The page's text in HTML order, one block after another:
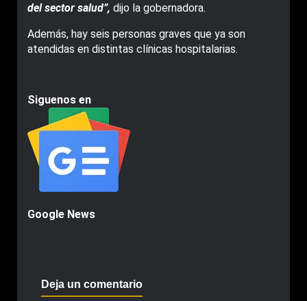
del sector salud”, dijo la gobernadora.
Además, hay seis personas graves que ya son
atendidas en distintas clínicas hospitalarias.
Siguenos en
Google News
Deja un comentario